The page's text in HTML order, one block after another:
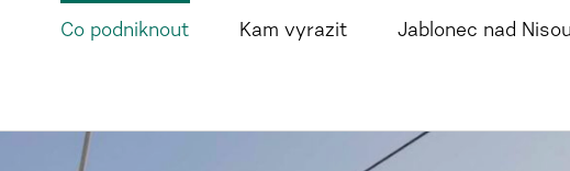
Co podniknout Kam vyrazit Jablonec nad Nisou